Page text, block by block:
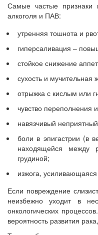
Самые частые
алкоголя и ПАВ:
утренняя тошнота и
гиперсаливация –
стойкое снижение
сухость и мучительная
отрыжка с кислым или
чувство переполнения
навязчивый
боли в эпигастрии (в
находящейся
грудиной;
изжога,
Если повреждение
неизбежно уходит в
онкологических
вероятность развития